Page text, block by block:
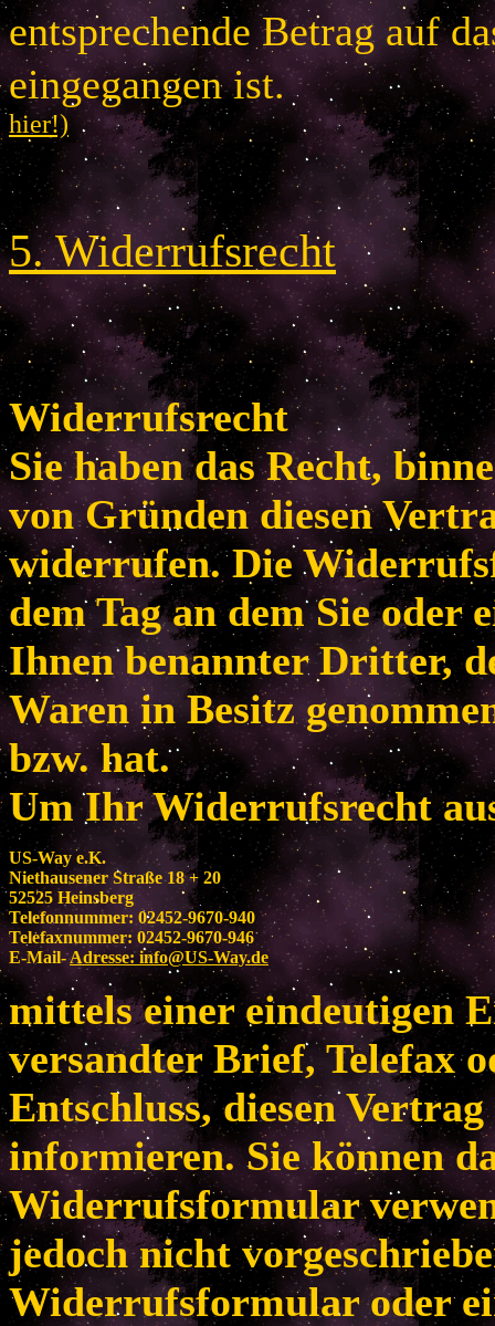
entsprechende Betrag auf
eingegangen
hier!)
5.Widerrufsrecht
Widerrufsrecht
Sie haben das Recht,
von Gründen diesen
widerrufen. Die
dem Tag an dem Sie oder
Ihnen benannter Dritter,
Waren in Besitz
bzw. hat.
Um Ihr Widerrufsrecht
US-Way e.K.
Niethausener Straße 18 + 20
52525 Heinsberg
Telefonnummer: 02452-9670-940
Telefaxnummer: 02452-9670-946
E-Mail-Adresse:info@US-Way.de
mittels einer eindeutigen
versandter Brief, Telefax
Entschluss, diesen
informieren. Sie können
Widerrufsformular
jedoch nicht
Widerrufsformular oder